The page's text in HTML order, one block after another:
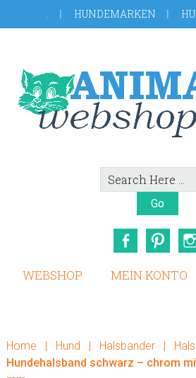
to
Fußzeile
. HUNDEMARKEN
Search
Here
WEBSHOP MEIN KONTO
Home | Hund | Halsbander |
Hundehalsband schwarz – chrom